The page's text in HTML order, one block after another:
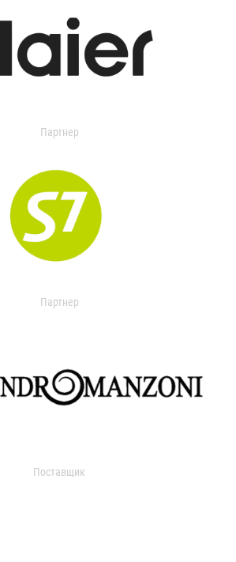
Партнер
Партнер
Поставщик